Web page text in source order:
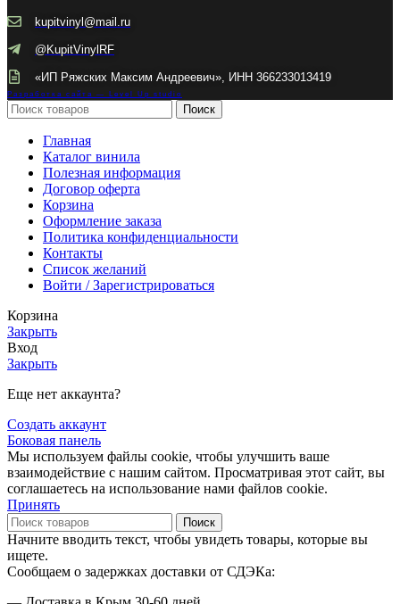
kupitvinyl@mail.ru
@KupitVinylRF
«ИП Ряжских Максим Андреевич», ИНН 366233013419
Разработка сайта — Level Up studio
Поиск
Главная
Каталог винила
Полезная информация
Договор оферта
Корзина
Оформление заказа
Политика конфиденциальности
Контакты
Список желаний
Войти / Зарегистрироваться
Корзина
Закрыть
Вход
Закрыть
Еще нет аккаунта?
Создать аккаунт
Боковая панель
Мы используем файлы cookie, чтобы улучшить ваше
взаимодействие с нашим сайтом. Просматривая этот сайт, вы
соглашаетесь на использование нами файлов cookie.
Принять
Поиск
Начните вводить текст, чтобы увидеть товары, которые вы
ищете.
Сообщаем о задержках доставки от СДЭКа: